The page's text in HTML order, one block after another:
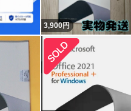
3,900円